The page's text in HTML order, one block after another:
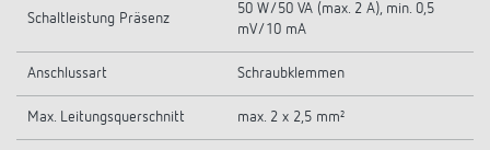
Schaltleistung Präsenz
50 W/50 VA (max. 2 A), min. 0,5
mV/10 mA
Anschlussart Schraubklemmen
Max. Leitungsquerschnitt max. 2 x 2,5 mm²